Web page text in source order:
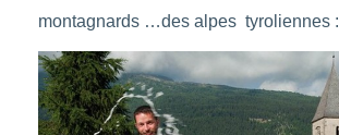
montagnards …des alpes tyroliennes :